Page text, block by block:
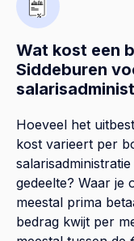
Wat kost een
Siddeburen
Hoeveel het
kost varieert per
gedeelte? Waar je
meestal prima
bedrag kwijt per